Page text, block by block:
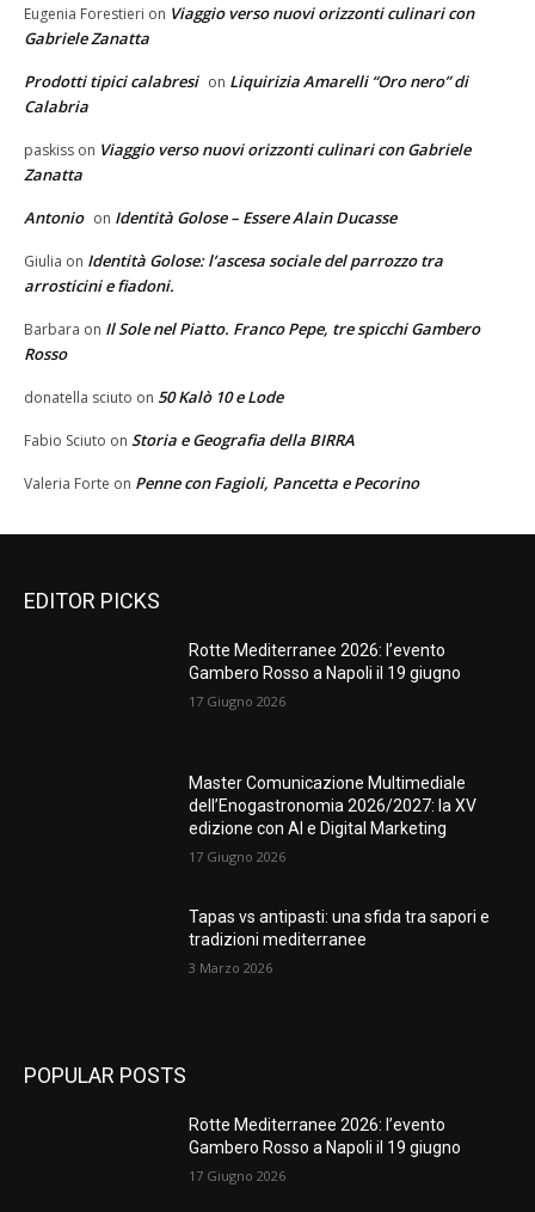
Eugenia Forestieri on Viaggio verso nuovi orizzonti culinari con
Gabriele Zanatta
Prodotti tipici calabresi on Liquirizia Amarelli “Oro nero” di
Calabria
paskiss on Viaggio verso nuovi orizzonti culinari con Gabriele
Zanatta
Antonio on Identità Golose – Essere Alain Ducasse
Giulia on Identità Golose: l’ascesa sociale del parrozzo tra
arrosticini e fiadoni.
Barbara on Il Sole nel Piatto. Franco Pepe, tre spicchi Gambero
Rosso
donatella sciuto on 50 Kalò 10 e Lode
Fabio Sciuto on Storia e Geografia della BIRRA
Valeria Forte on Penne con Fagioli, Pancetta e Pecorino
EDITOR PICKS
Rotte Mediterranee 2026: l’evento
Gambero Rosso a Napoli il 19 giugno
17 Giugno 2026
Master Comunicazione Multimediale
dell’Enogastronomia 2026/2027: la XV
edizione con AI e Digital Marketing
17 Giugno 2026
Tapas vs antipasti: una sfida tra sapori e
tradizioni mediterranee
3 Marzo 2026
POPULAR POSTS
Rotte Mediterranee 2026: l’evento
Gambero Rosso a Napoli il 19 giugno
17 Giugno 2026